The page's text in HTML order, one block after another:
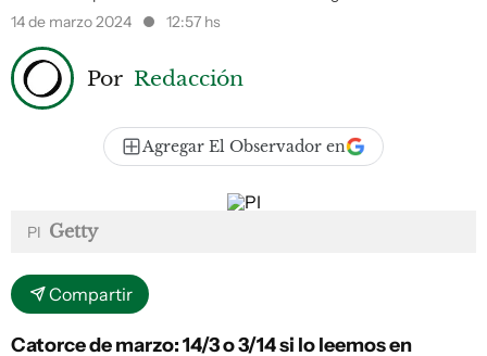
14 de marzo 2024
12:57 hs
Por Redacción
Agregar El Observador en
PI Getty
Compartir
Catorce de marzo: 14/3 o 3/14 si lo leemos en